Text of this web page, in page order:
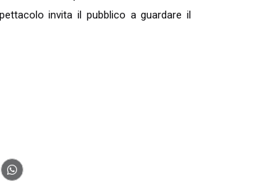
invita il pubblico a guardare il